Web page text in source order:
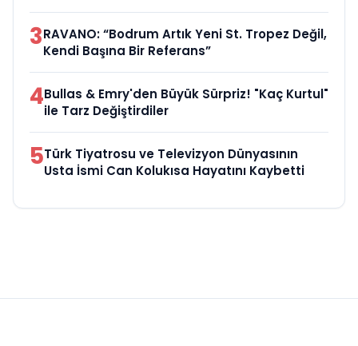
3RAVANO: “Bodrum Artık Yeni St. Tropez Değil,
Kendi Başına Bir Referans”
4Bullas & Emry'den Büyük Sürpriz! "Kaç Kurtul"
ile Tarz Değiştirdiler
5Türk Tiyatrosu ve Televizyon Dünyasının
Usta İsmi Can Kolukısa Hayatını Kaybetti